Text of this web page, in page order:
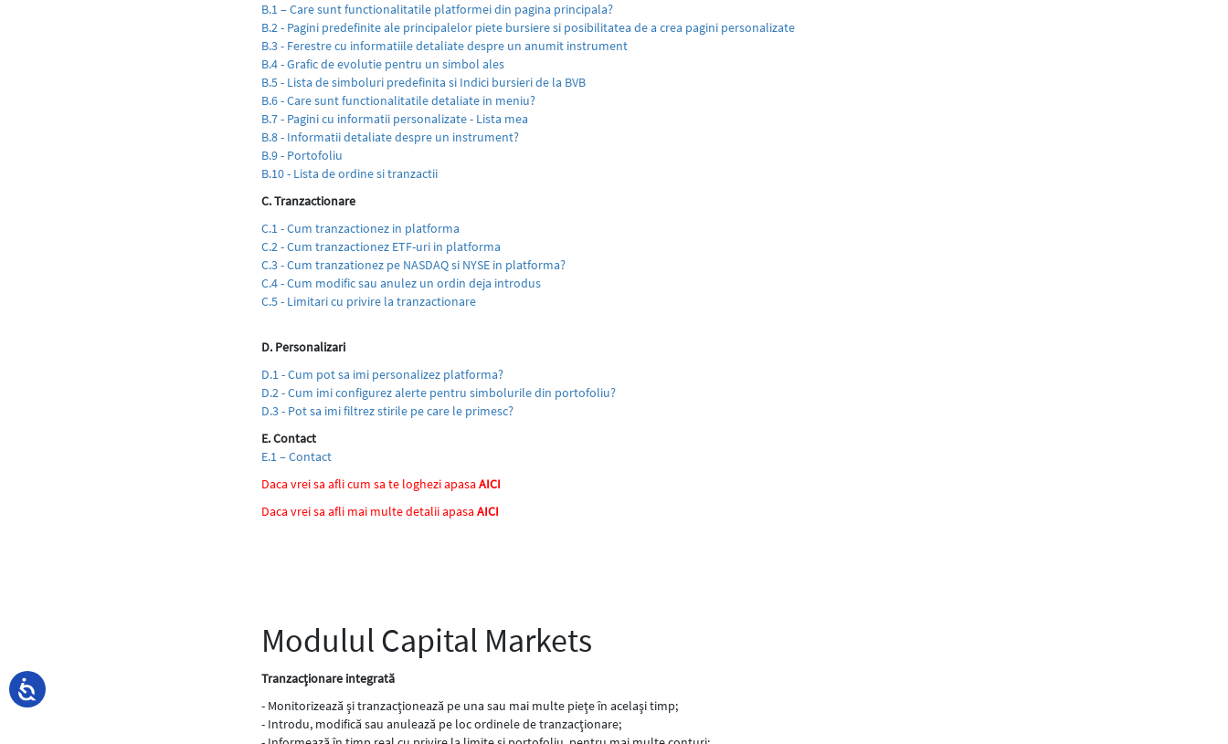
B.1 – Care sunt functionalitatile platformei din pagina principala?
B.2 - Pagini predefinite ale principalelor piete bursiere si posibilitatea de a crea pagini personalizate
B.3 - Ferestre cu informatiile detaliate despre un anumit instrument
B.4 - Grafic de evolutie pentru un simbol ales
B.5 - Lista de simboluri predefinita si Indici bursieri de la BVB
B.6 - Care sunt functionalitatile detaliate in meniu?
B.7 - Pagini cu informatii personalizate - Lista mea
B.8 - Informatii detaliate despre un instrument?
B.9 - Portofoliu
B.10 - Lista de ordine si tranzactii
C. Tranzactionare
C.1 - Cum tranzactionez in platforma
C.2 - Cum tranzactionez ETF-uri in platforma
C.3 - Cum tranzationez pe NASDAQ si NYSE in platforma?
C.4 - Cum modific sau anulez un ordin deja introdus
C.5 - Limitari cu privire la tranzactionare
D. Personalizari
D.1 - Cum pot sa imi personalizez platforma?
D.2 - Cum imi configurez alerte pentru simbolurile din portofoliu?
D.3 - Pot sa imi filtrez stirile pe care le primesc?
E. Contact
E.1 – Contact
Daca vrei sa afli cum sa te loghezi apasa AICI
Daca vrei sa afli mai multe detalii apasa AICI
Modulul Capital Markets
Tranzacţionare integrată
- Monitorizează şi tranzacţionează pe una sau mai multe pieţe în acelaşi timp;
- Introdu, modifică sau anulează pe loc ordinele de tranzacţionare;